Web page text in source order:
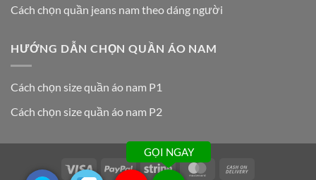
Cách chọn quần jeans nam theo dáng người
HƯỚNG DẪN CHỌN QUẦN ÁO NAM
Cách chọn size quần áo nam P1
Cách chọn size quần áo nam P2
Visa PayPal Stripe MasterCard
GỌI NGAY